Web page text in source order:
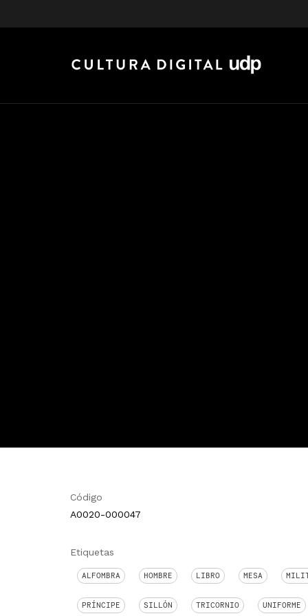
Código
A0020-000047
Etiquetas
ALFOMBRA HOMBRE LIBRO MESA
PRÍNCIPE SILLÓN TRICORNIO UNIFORME